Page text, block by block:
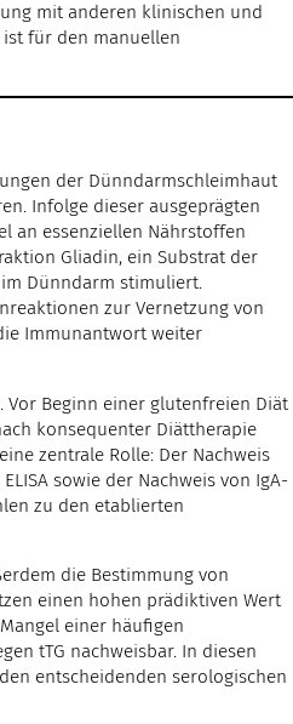
mit anderen klinischen und
für den manuellen
der Dünndarmschleimhaut
Infolge dieser ausgeprägten
an essenziellen Nährstoffen
Gliadin, ein Substrat der
im Dünndarm stimuliert.
zur Vernetzung von
Immunantwort weiter
Beginn einer glutenfreien Diät
konsequenter Diättherapie
zentrale Rolle: Der Nachweis
sowie der Nachweis von IgA-
zu den etablierten
die Bestimmung von
einen hohen prädiktiven Wert
einer häufigen
tTG nachweisbar. In diesen
entscheidenden serologischen